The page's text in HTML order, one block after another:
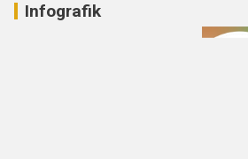
Infografik